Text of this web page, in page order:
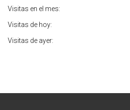
Visitas en el mes:
Visitas de hoy:
Visitas de ayer: